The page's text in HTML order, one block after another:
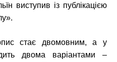
виступив із публікацією
стає двомовним, а у
двома варіантами –